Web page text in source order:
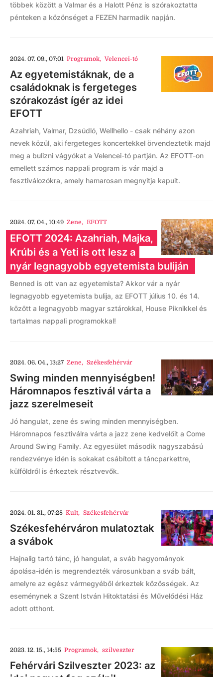
többek között a Valmar és a Halott Pénz is szórakoztatta
pénteken a közönséget a FEZEN harmadik napján.
2024. 07. 09., 07:01 Programok, Velencei-tó
Az egyetemistáknak, de a
családoknak is fergeteges
szórakozást ígér az idei
EFOTT
Azahriah, Valmar, Dzsúdló, Wellhello - csak néhány azon
nevek közül, aki fergeteges koncertekkel örvendeztetik majd
meg a bulizni vágyókat a Velencei-tó partján. Az EFOTT-on
emellett számos nappali program is vár majd a
fesztiválozókra, amely hamarosan megnyitja kapuit.
2024. 07. 04., 10:49 Zene, EFOTT
EFOTT 2024: Azahriah, Majka,
Krúbi és a Yeti is ott lesz a
nyár legnagyobb egyetemista buliján
Benned is ott van az egyetemista? Akkor vár a nyár
legnagyobb egyetemista bulija, az EFOTT július 10. és 14.
között a legnagyobb magyar sztárokkal, House Piknikkel és
tartalmas nappali programokkal!
2024. 06. 04., 13:27 Zene, Székesfehérvár
Swing minden mennyiségben!
Háromnapos fesztivál várta a
jazz szerelmeseit
Jó hangulat, zene és swing minden mennyiségben.
Háromnapos fesztiválra várta a jazz zene kedvelőit a Come
Around Swing Family. Az egyesület második nagyszabású
rendezvénye idén is sokakat csábított a táncparkettre,
külföldről is érkeztek résztvevők.
2024. 01. 31., 07:28 Kult, Székesfehérvár
Székesfehérváron mulatoztak
a svábok
Hajnalig tartó tánc, jó hangulat, a sváb hagyományok
ápolása-idén is megrendezték városunkban a sváb bált,
amelyre az egész vármegyéből érkeztek közösségek. Az
eseménynek a Szent István Hitoktatási és Művelődési Ház
adott otthont.
2023. 12. 15., 14:55 Programok, szilveszter
Fehérvári Szilveszter 2023: az